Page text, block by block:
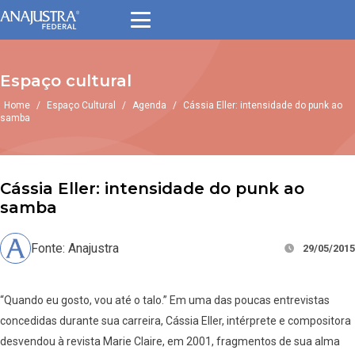
Espaço cultural
Home / Espaço Cultural / Agenda /
Cássia Eller: intensidade do punk ao
samba
Cássia Eller: intensidade do punk ao
samba
Fonte: Anajustra 29/05/2015
“Quando eu gosto, vou até o talo.” Em uma das poucas entrevistas
concedidas durante sua carreira, Cássia Eller, intérprete e compositora
desvendou à revista Marie Claire, em 2001, fragmentos de sua alma